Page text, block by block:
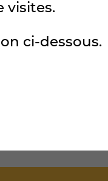
visites.
ci-dessous.